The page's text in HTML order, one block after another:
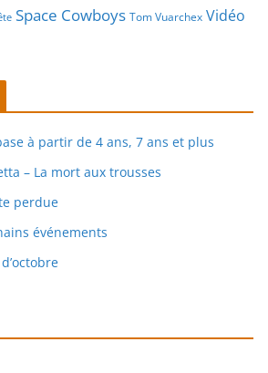
Space Cowboys Tom Vuarchex Vidéo
à partir de 4 ans, 7 ans et plus
– La mort aux trousses
perdue
événements